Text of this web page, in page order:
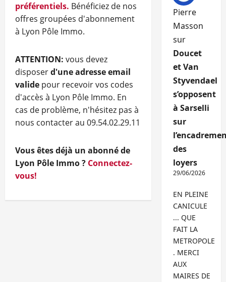
préférentiels. Bénéficiez de nos
offres groupées d'abonnement
à Lyon Pôle Immo.
ATTENTION: vous devez
disposerd'une adresse email
valide pour recevoir vos codes
d'accès à Lyon Pôle Immo. En
cas de problème, n'hésitez pas à
nous contacter au 09.54.02.29.11
Vous êtes déjà un abonné de
Lyon Pôle Immo ? Connectez-
vous!
Pierre
Masson
sur
Doucet
et Van
Styvendael
s’opposent
à Sarselli
sur
des
loyers
29/06/2026
EN PLEINE
CANICULE
... QUE
FAIT LA
METROPOLE
. MERCI
AUX
MAIRES DE